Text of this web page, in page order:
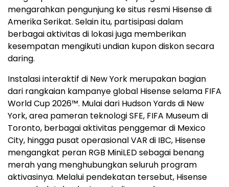
mengarahkan pengunjung ke situs resmi Hisense di
Amerika Serikat. Selain itu, partisipasi dalam
berbagai aktivitas di lokasi juga memberikan
kesempatan mengikuti undian kupon diskon secara
daring.
Instalasi interaktif di New York merupakan bagian
dari rangkaian kampanye global Hisense selama FIFA
World Cup 2026™. Mulai dari Hudson Yards di New
York, area pameran teknologi SFE, FIFA Museum di
Toronto, berbagai aktivitas penggemar di Mexico
City, hingga pusat operasional VAR di IBC, Hisense
mengangkat peran RGB MiniLED sebagai benang
merah yang menghubungkan seluruh program
aktivasinya. Melalui pendekatan tersebut, Hisense